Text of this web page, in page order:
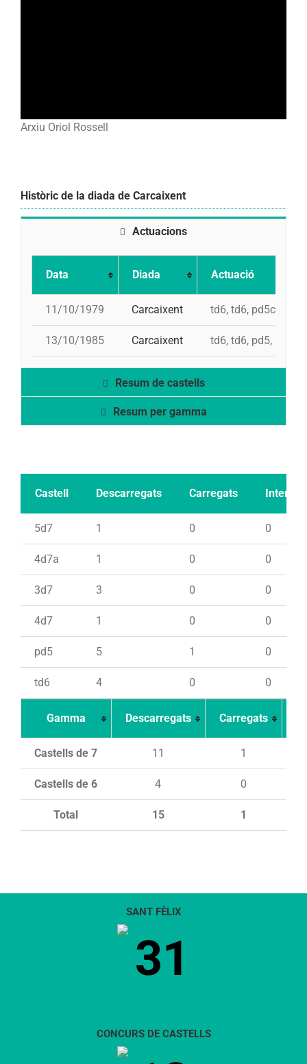
Arxiu Oriol Rossell
Històric de la diada de Carcaixent
Actuacions
Data Diada Actuació
11/10/1979 Carcaixent td6, td6, pd5c, pd5,
13/10/1985 Carcaixent td6, td6, pd5, pd5,
Resum de castells
Resum per gamma
Castell Descarregats Carregats Intents
5d7 1 0 0
4d7a 1 0 0
3d7 3 0 0
4d7 1 0 0
pd5 5 1 0
td6 4 0 0
Gamma Descarregats Carregats
Total 15 1
Castells de 7 11 1
Castells de 6 4 0
SANT FÈLIX
31
CONCURS DE CASTELLS